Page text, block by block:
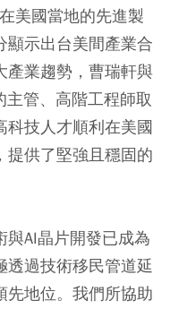
美國當地的先進製
顯示出台美間產業合
產業趨勢，曹瑞軒與
主管、高階工程師取
科技人才順利在美國
提供了堅強且穩固的
AI晶片開發已成為
透過技術移民管道延
先地位。我們所協助